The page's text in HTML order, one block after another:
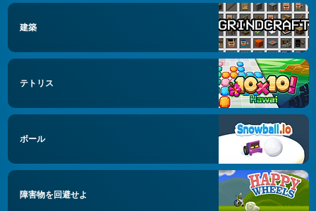
建築
テトリス
ボール
障害物を回避せよ